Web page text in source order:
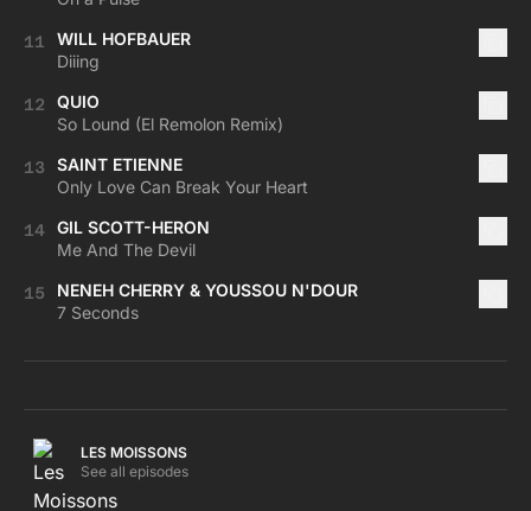
11
WILL HOFBAUER
Diiing
12
QUIO
So Lound (El Remolon Remix)
13
SAINT ETIENNE
Only Love Can Break Your Heart
14
GIL SCOTT-HERON
Me And The Devil
15
NENEH CHERRY & YOUSSOU N'DOUR
7 Seconds
LES MOISSONS
See all episodes